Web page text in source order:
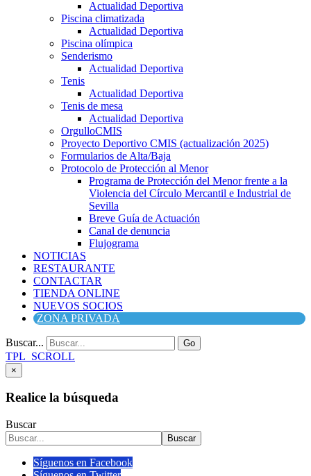
Actualidad Deportiva
Piscina climatizada
Actualidad Deportiva
Piscina olímpica
Senderismo
Actualidad Deportiva
Tenis
Actualidad Deportiva
Tenis de mesa
Actualidad Deportiva
OrgulloCMIS
Proyecto Deportivo CMIS (actualización 2025)
Formularios de Alta/Baja
Protocolo de Protección al Menor
Programa de Protección del Menor frente a la
Violencia del Círculo Mercantil e Industrial de
Sevilla
Breve Guía de Actuación
Canal de denuncia
Flujograma
NOTICIAS
RESTAURANTE
CONTACTAR
TIENDA ONLINE
NUEVOS SOCIOS
ZONA PRIVADA
Buscar... Go
TPL_SCROLL
×
Realice la búsqueda
Buscar
Buscar
Síguenos en Facebook